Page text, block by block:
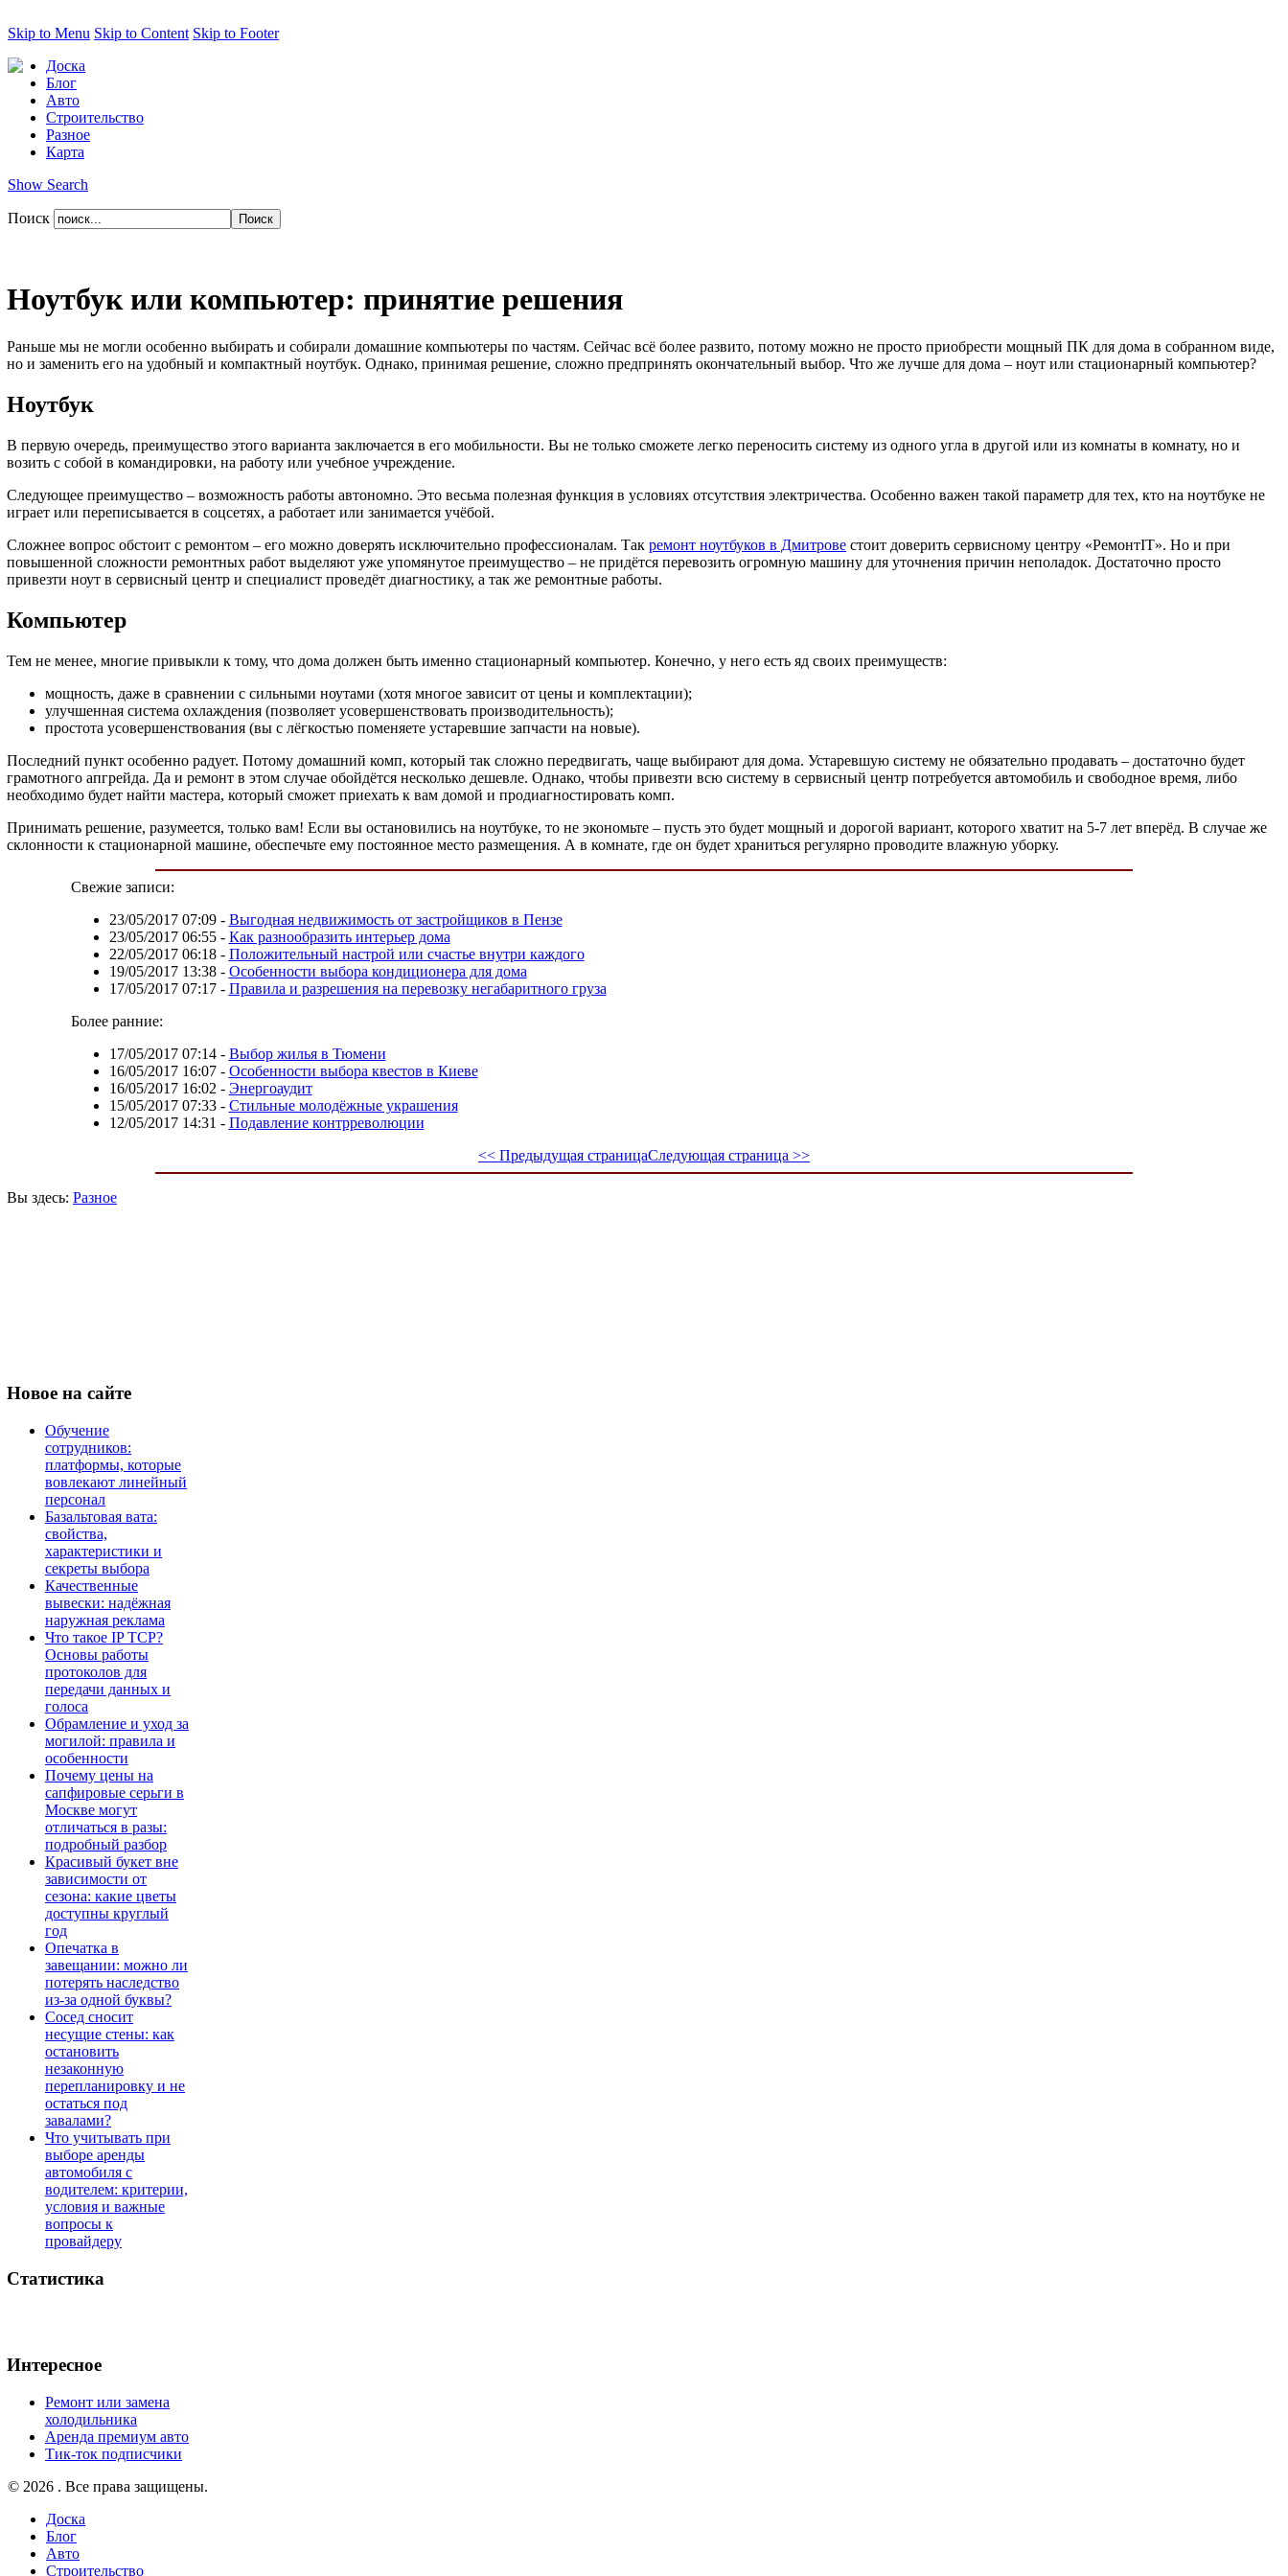
Skip to Menu Skip to Content Skip to Footer
Доска
Блог
Авто
Строительство
Разное
Карта
Show Search
Поиск
Ноутбук или компьютер: принятие решения
Раньше мы не могли особенно выбирать и собирали домашние компьютеры по частям. Сейчас всё более развито, потому можно не просто приобрести мощный ПК для дома в собранном виде,
но и заменить его на удобный и компактный ноутбук. Однако, принимая решение, сложно предпринять окончательный выбор. Что же лучше для дома – ноут или стационарный компьютер?
Ноутбук
В первую очередь, преимущество этого варианта заключается в его мобильности. Вы не только сможете легко переносить систему из одного угла в другой или из комнаты в комнату, но и
возить с собой в командировки, на работу или учебное учреждение.
Следующее преимущество – возможность работы автономно. Это весьма полезная функция в условиях отсутствия электричества. Особенно важен такой параметр для тех, кто на ноутбуке не
играет или переписывается в соцсетях, а работает или занимается учёбой.
Сложнее вопрос обстоит с ремонтом – его можно доверять исключительно профессионалам. Так ремонт ноутбуков в Дмитрове стоит доверить сервисному центру «РемонтIT». Но и при
повышенной сложности ремонтных работ выделяют уже упомянутое преимущество – не придётся перевозить огромную машину для уточнения причин неполадок. Достаточно просто
привезти ноут в сервисный центр и специалист проведёт диагностику, а так же ремонтные работы.
Компьютер
Тем не менее, многие привыкли к тому, что дома должен быть именно стационарный компьютер. Конечно, у него есть яд своих преимуществ:
мощность, даже в сравнении с сильными ноутами (хотя многое зависит от цены и комплектации);
улучшенная система охлаждения (позволяет усовершенствовать производительность);
простота усовершенствования (вы с лёгкостью поменяете устаревшие запчасти на новые).
Последний пункт особенно радует. Потому домашний комп, который так сложно передвигать, чаще выбирают для дома. Устаревшую систему не обязательно продавать – достаточно будет
грамотного апгрейда. Да и ремонт в этом случае обойдётся несколько дешевле. Однако, чтобы привезти всю систему в сервисный центр потребуется автомобиль и свободное время, либо
необходимо будет найти мастера, который сможет приехать к вам домой и продиагностировать комп.
Принимать решение, разумеется, только вам! Если вы остановились на ноутбуке, то не экономьте – пусть это будет мощный и дорогой вариант, которого хватит на 5-7 лет вперёд. В случае же
склонности к стационарной машине, обеспечьте ему постоянное место размещения. А в комнате, где он будет храниться регулярно проводите влажную уборку.
Свежие записи:
23/05/2017 07:09- Выгодная недвижимость от застройщиков в Пензе
23/05/2017 06:55- Как разнообразить интерьер дома
22/05/2017 06:18- Положительный настрой или счастье внутри каждого
19/05/2017 13:38- Особенности выбора кондиционера для дома
17/05/2017 07:17- Правила и разрешения на перевозку негабаритного груза
Более ранние:
17/05/2017 07:14- Выбор жилья в Тюмени
16/05/2017 16:07- Особенности выбора квестов в Киеве
16/05/2017 16:02 - Энергоаудит
15/05/2017 07:33- Стильные молодёжные украшения
12/05/2017 14:31 - Подавление контрреволюции
<< Предыдущая страницаСледующая страница >>
Вы здесь: Разное
Новое на сайте
Обучение
сотрудников:
платформы, которые
вовлекают линейный
персонал
Базальтовая вата:
свойства,
характеристики и
секреты выбора
Качественные
вывески: надёжная
наружная реклама
Что такое IP TCP?
Основы работы
протоколов для
передачи данных и
голоса
Обрамление и уход за
могилой: правила и
особенности
Почему цены на
сапфировые серьги в
Москве могут
отличаться в разы:
подробный разбор
Красивый букет вне
зависимости от
сезона: какие цветы
доступны круглый
год
Опечатка в
завещании: можно ли
потерять наследство
из-за одной буквы?
Сосед сносит
несущие стены: как
остановить
незаконную
перепланировку и не
остаться под
завалами?
Что учитывать при
выборе аренды
автомобиля с
водителем: критерии,
условия и важные
вопросы к
провайдеру
Статистика
Интересное
Ремонт или замена
холодильника
Аренда премиум авто
Тик-ток подписчики
© 2026 . Все права защищены.
Доска
Блог
Авто
Строительство